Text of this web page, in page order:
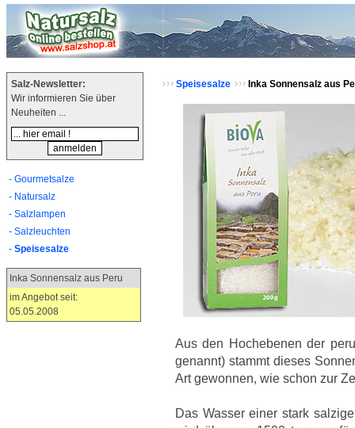
Salz-Newsletter:
Wir informieren Sie über
Neuheiten ...
- Gourmetsalze
- Natursalz
- Salzlampen
- Salzleuchten
- Speisesalze
Inka Sonnensalz aus Peru
im Angebot seit:
05.05.2008
Speisesalze Inka Sonnensalz aus
Aus den Hochebenen der
genannt) stammt dieses
Art gewonnen, wie schon zur
Das Wasser einer stark